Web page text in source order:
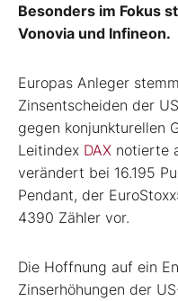
Besonders im Fokus
Vonovia und Infineon.
Europas Anleger
Zinsentscheiden der
gegen konjunkturellen
Leitindex DAX notierte
verändert bei 16.195
Pendant, der
4390 Zähler vor.
Die Hoffnung auf ein
Zinserhöhungen der